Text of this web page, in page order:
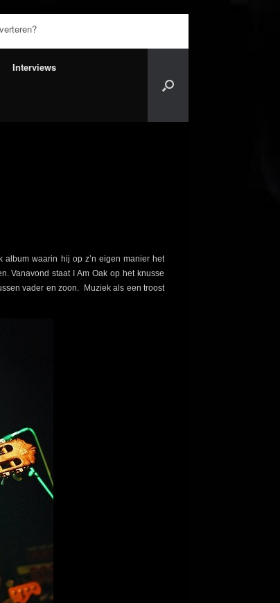
Interviews
album waarin hij op z’n eigen manier het
Vanavond staat I Am Oak op het knusse
vader en zoon. Muziek als een troost